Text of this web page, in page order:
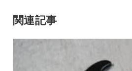
関連記事